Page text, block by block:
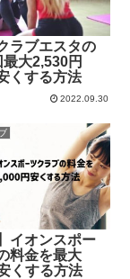
ラブエスタの
大2,530円
くする方法
2022.09.30
イオンスポー
料金を最大
くする方法